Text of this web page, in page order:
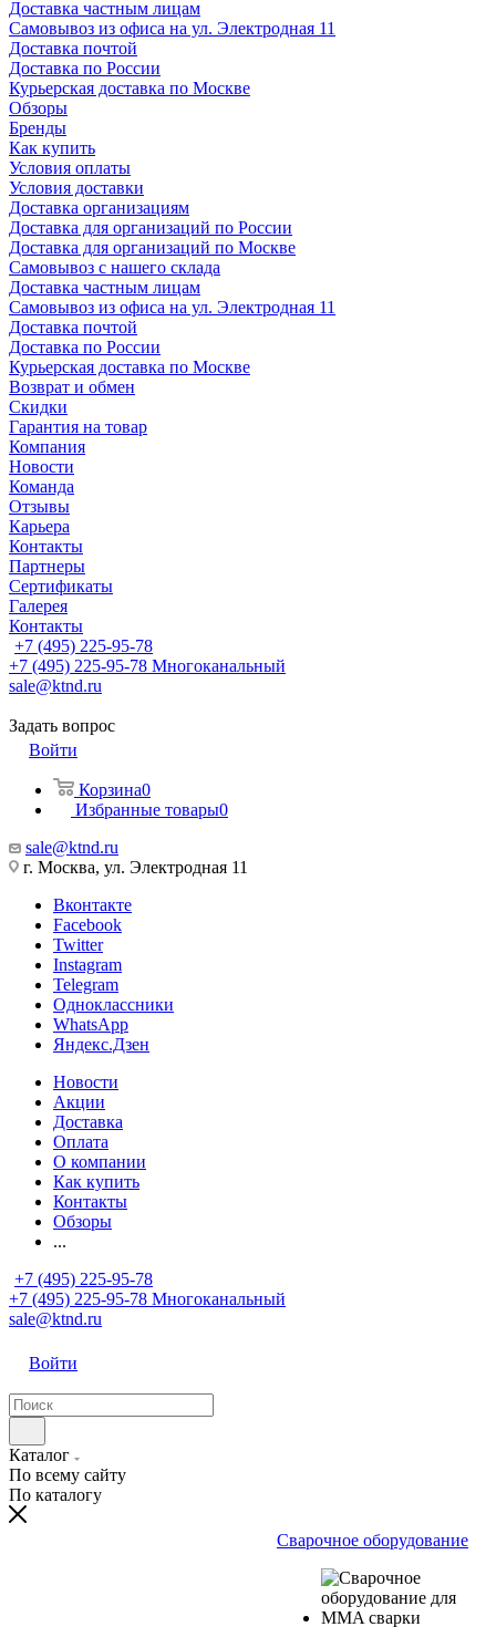
Доставка частным лицам
Самовывоз из офиса на ул. Электродная 11
Доставка почтой
Доставка по России
Курьерская доставка по Москве
Обзоры
Бренды
Как купить
Условия оплаты
Условия доставки
Доставка организациям
Доставка для организаций по России
Доставка для организаций по Москве
Самовывоз с нашего склада
Доставка частным лицам
Самовывоз из офиса на ул. Электродная 11
Доставка почтой
Доставка по России
Курьерская доставка по Москве
Возврат и обмен
Скидки
Гарантия на товар
Компания
Новости
Команда
Отзывы
Карьера
Контакты
Партнеры
Сертификаты
Галерея
Контакты
+7 (495) 225-95-78
+7 (495) 225-95-78 Многоканальный
sale@ktnd.ru
Задать вопрос
Войти
Корзина0
Избранные товары0
sale@ktnd.ru
г. Москва, ул. Электродная 11
Вконтакте
Facebook
Twitter
Instagram
Telegram
Одноклассники
WhatsApp
Яндекс.Дзен
Новости
Акции
Доставка
Оплата
О компании
Как купить
Контакты
Обзоры
...
+7 (495) 225-95-78
+7 (495) 225-95-78 Многоканальный
sale@ktnd.ru
Войти
Каталог
По всему сайту
По каталогу
Сварочное оборудование